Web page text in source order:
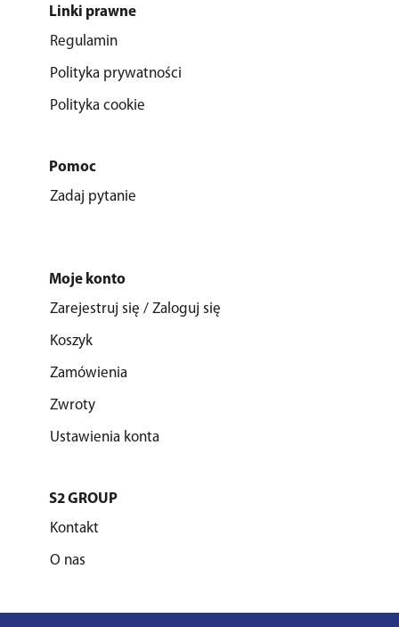
Linki prawne
Regulamin
Polityka prywatności
Polityka cookie
Pomoc
Zadaj pytanie
Moje konto
Zarejestruj się / Zaloguj się
Koszyk
Zamówienia
Zwroty
Ustawienia konta
S2 GROUP
Kontakt
O nas